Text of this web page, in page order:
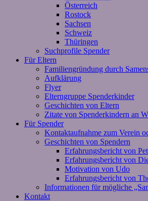
Österreich
Rostock
Sachsen
Schweiz
Thüringen
Suchprofile Spender
Für Eltern
Familiengründung durch
Aufklärung
Flyer
Elterngruppe Spenderkinder
Geschichten von Eltern
Zitate von Spenderkindern an
Für Spender
Kontaktaufnahme zum Verein
Geschichten von Spendern
Erfahrungsbericht von
Erfahrungsbericht von
Motivation von Udo
Erfahrungsbericht von
Informationen für mögliche
Kontakt